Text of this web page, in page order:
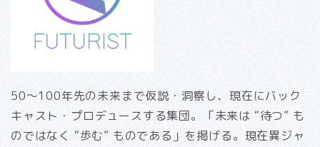
50〜100年先の未来まで仮説・洞察し、現在にバック
キャスト・プロデュースする集団。「未来は “待つ” も
のではなく “歩む” ものである」を掲げる。現在異ジャ